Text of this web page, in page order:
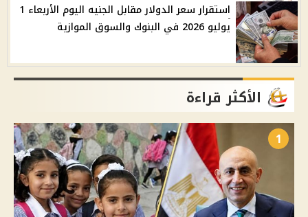
استقرار سعر الدولار مقابل الجنيه اليوم الأربعاء 1
يوليو 2026 في البنوك والسوق الموازية
الأكثر قراءة
1